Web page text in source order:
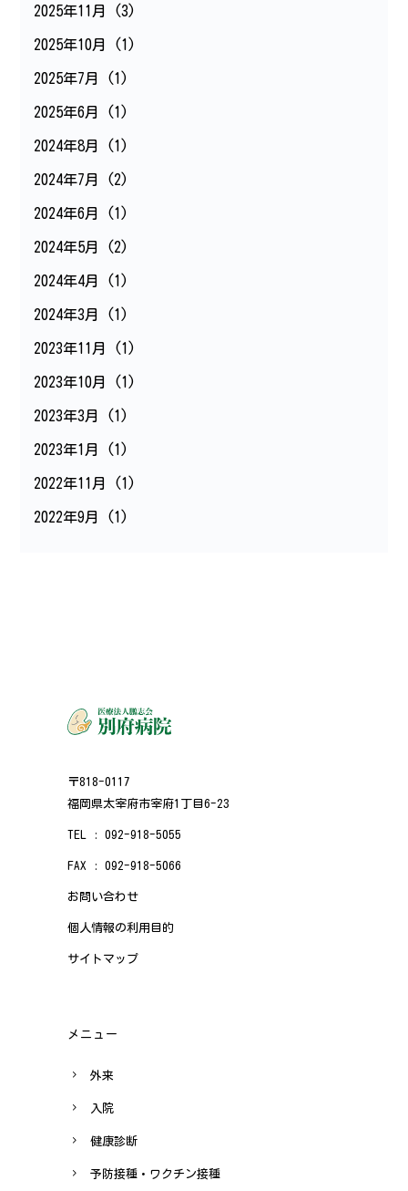
2025年11月 (3)
2025年10月 (1)
2025年7月 (1)
2025年6月 (1)
2024年8月 (1)
2024年7月 (2)
2024年6月 (1)
2024年5月 (2)
2024年4月 (1)
2024年3月 (1)
2023年11月 (1)
2023年10月 (1)
2023年3月 (1)
2023年1月 (1)
2022年11月 (1)
2022年9月 (1)
〒818-0117
福岡県太宰府市宰府1丁目6-23
TEL : 092-918-5055
FAX : 092-918-5066
お問い合わせ
個人情報の利用目的
サイトマップ
メニュー
外来
入院
健康診断
予防接種・ワクチン接種